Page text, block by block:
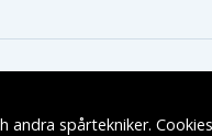
spårtekniker.